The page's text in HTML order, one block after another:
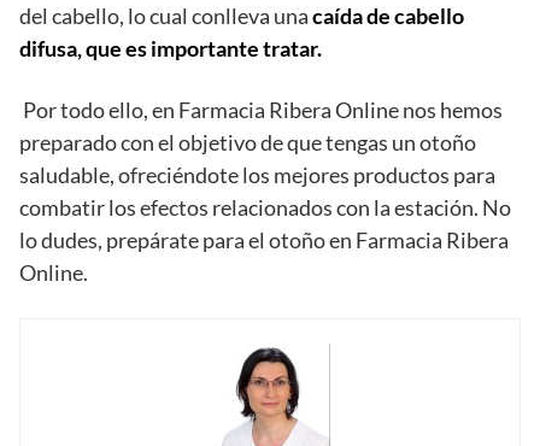
del cabello, lo cual conlleva unacaída de cabello
difusa, que es importante tratar.
Por todo ello, en Farmacia Ribera Online nos hemos
preparado con el objetivo de que tengas un otoño
saludable, ofreciéndote los mejores productos para
combatir los efectos relacionados con la estación. No
lo dudes, prepárate para el otoño en Farmacia Ribera
Online.